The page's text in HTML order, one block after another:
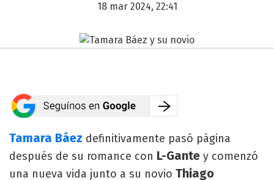
18 mar 2024, 22:41
Tamara Báez definitivamente pasó página
después de su romance con L-Gante y comenzó
una nueva vida junto a su novio Thiago